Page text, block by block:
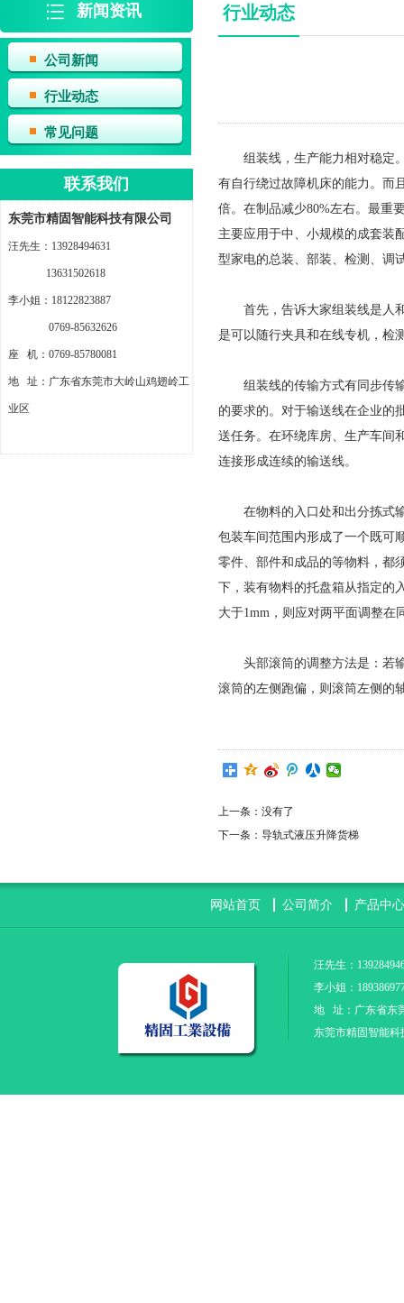
新闻资讯
公司新闻
行业动态
常见问题
联系我们
东莞市精固智能科技有限公司
汪先生：13928494631
13631502618
李小姐：18122823887
0769-85632626
座 机：0769-85780081
地 址：广东省东莞市大岭山鸡翅岭工
业区
行业动态
组装线，生产能力相对稳定。
有自行绕过故障机床的能力。而
倍。在制品减少80%左右。最重
主要应用于中、小规模的成套装
型家电的总装、部装、检测、调
首先，告诉大家组装线是人和
是可以随行夹具和在线专机，检
组装线的传输方式有同步传输
的要求的。对于输送线在企业的
送任务。在环绕库房、生产车间
连接形成连续的输送线。
在物料的入口处和出分拣式输
包装车间范围内形成了一个既可
零件、部件和成品的等物料，都
下，装有物料的托盘箱从指定的
大于1mm，则应对两平面调整在
头部滚筒的调整方法是：若输
滚筒的左侧跑偏，则滚筒左侧的
上一条： 没有了
下一条： 导轨式液压升降货梯
网站首页 公司简介 产品中心
汪先生：
李小姐：
地 址：广东省东
东莞市精固智能